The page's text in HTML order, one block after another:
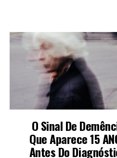
O Sinal De
Que Aparece 15
Antes Do